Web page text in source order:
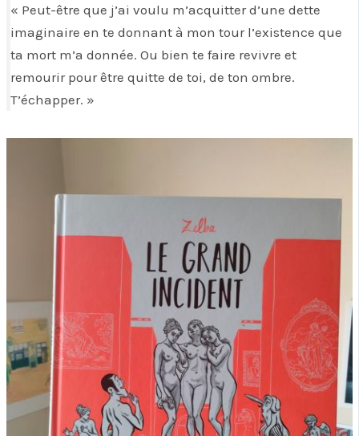
« Peut-être que j’ai voulu m’acquitter d’une dette
imaginaire en te donnant à mon tour l’existence que
ta mort m’a donnée. Ou bien te faire revivre et
remourir pour être quitte de toi, de ton ombre.
T’échapper. »